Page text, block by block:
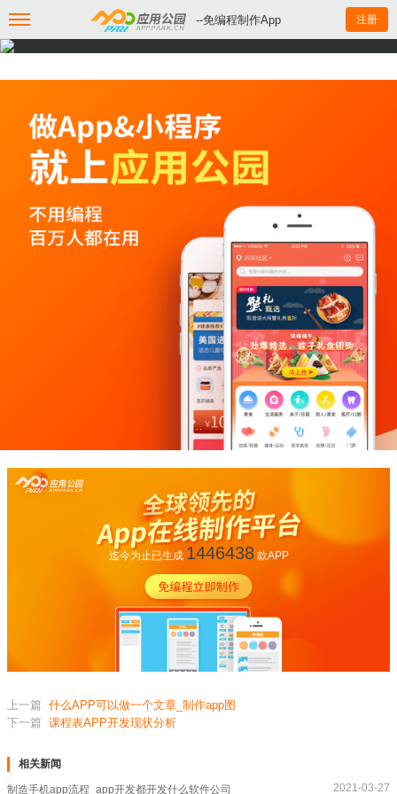
--免编程制作App 注册
迄今为止已生成 1446438款APP
上一篇 什么APP可以做一个文章_制作app图
下一篇 课程表APP开发现状分析
相关新闻
制造手机app流程_app开发都开发什么软件公司 2021-03-27